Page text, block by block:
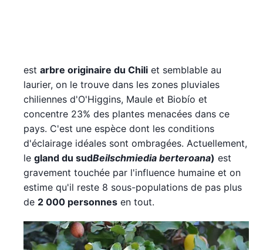
est arbre originaire du Chili et semblable au
laurier, on le trouve dans les zones pluviales
chiliennes d'O'Higgins, Maule et Biobío et
concentre 23% des plantes menacées dans ce
pays. C'est une espèce dont les conditions
d'éclairage idéales sont ombragées. Actuellement,
le gland du sudBeilschmiedia berteroana) est
gravement touchée par l'influence humaine et on
estime qu'il reste 8 sous-populations de pas plus
de 2 000 personnes en tout.